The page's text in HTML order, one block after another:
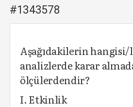
#1343578
Aşağıdakilerin
analizlerde karar
ölçülerdendir?
I. Etkinlik